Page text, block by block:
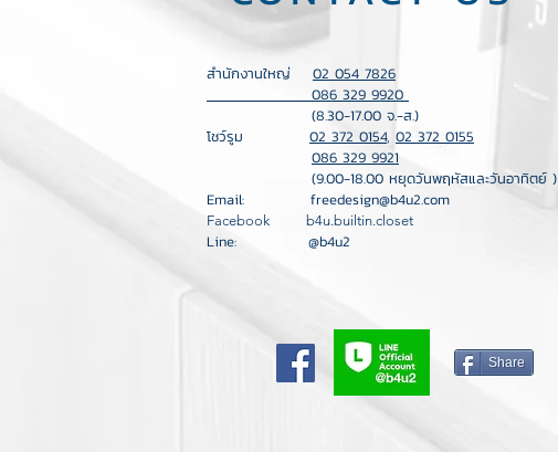
สำนักงานใหญ่ 02 054 7826
086 329 9920
(8.30-17.00 จ.-ส.)
โชว์รูม 02 372 0154, 02 372 0155
086 329 9921
(9.00-18.00 หยุดวันพฤหัสและวันอาทิตย์ )
Email: freedesign@b4u2.com
Facebook b4u.builtin.closet
Line: @b4u2
Share